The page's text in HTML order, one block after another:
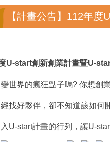
【計畫公告】112年
U-start創新創業計畫暨U-
世界的瘋狂點子嗎? 你想創
找好夥伴，卻不知道該如何
U-start計畫的行列，讓U-